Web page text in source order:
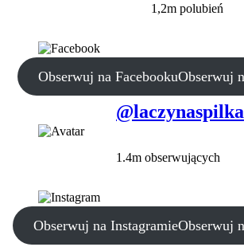
1,2m polubień
Obserwuj na FacebookuObserwuj
@laczynaspilka
1.4m obserwujących
Obserwuj na InstagramieObserwuj